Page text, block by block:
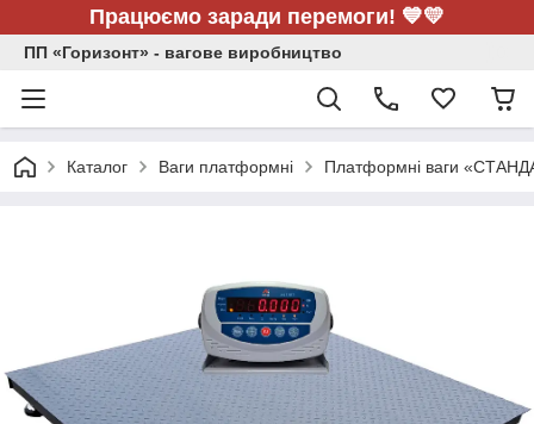
Працюємо заради перемоги! 💙💛
ПП «Горизонт» - вагове виробництво
Каталог Ваги платформні Платформні ваги